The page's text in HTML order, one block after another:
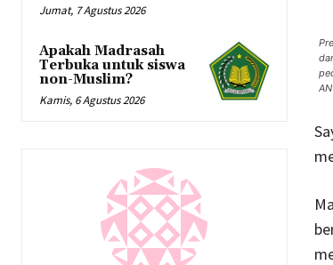
Jumat, 7 Agustus 2026
Apakah Madrasah
Terbuka untuk siswa
non-Muslim?
Kamis, 6 Agustus 2026